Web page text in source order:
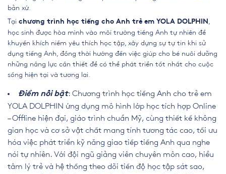
bản xứ.
Tại chương trình học tiếng cho Anh trẻ em YOLA DOLPHIN
học sinh được hòa mình vào môi trường tiếng Anh tự nhiên để
khuyến khích niềm yêu thích học tập, xây dựng sự tự tin khi sử
dụng tiếng Anh, đồng thời hướng đến việc giúp cho bé nuôi dưỡng
những năng lực cần thiết để có thể phát triển tốt nhất cho cuộc
sống hiện tại và tương lai.
Điểm nổi bật: Chương trình học tiếng Anh cho trẻ em
YOLA DOLPHIN ứng dụng mô hình lớp học tích hợp Online
– Offline hiện đại, giáo trình chuẩn Mỹ, cùng thiết kế không
gian học và cơ sở vật chất mang tính tương tác cao, tối ưu
hóa việc phát triển kỹ năng giao tiếp tiếng Anh qua nghe
nói tự nhiên. Với đội ngũ giảng viên chuyên môn cao, hiểu
tâm lý trẻ và hệ thống theo dõi tiến độ học tập sát sao,